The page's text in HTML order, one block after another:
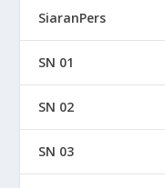
SiaranPers
SN 01
SN 02
SN 03